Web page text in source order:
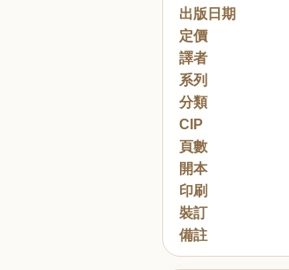
出版日期
定價
譯者
系列
分類
CIP
頁數
開本
印刷
裝訂
備註